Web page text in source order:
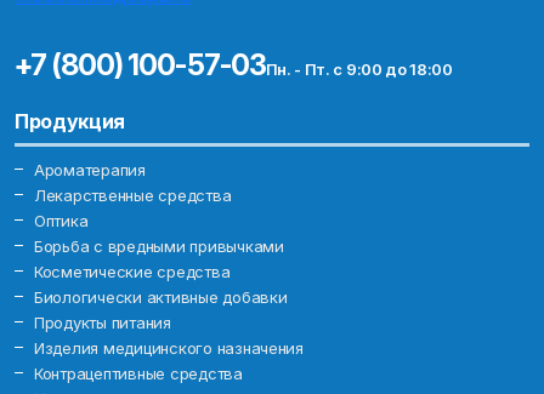
+7 (800) 100-57-03Пн. - Пт. с 9:00 до 18:00
Продукция
Ароматерапия
Лекарственные средства
Оптика
Борьба с вредными привычками
Косметические средства
Биологически активные добавки
Продукты питания
Изделия медицинского назначения
Контрацептивные средства